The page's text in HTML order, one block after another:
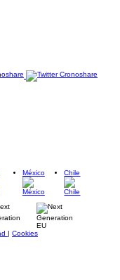
México Chile
| Cookies